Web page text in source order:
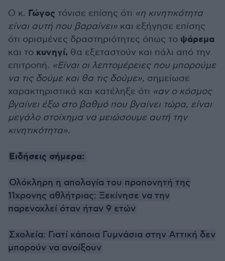
Ο κ. Γώγος τόνισε επίσης ότι «η κινητικότητα
είναι αυτή που βαραίνει» και εξήγησε επίσης
ότι ορισμένες δραστηριότητες όπως το ψάρεμα
και το κυνηγί, θα εξεταστούν και πάλι από την
επιτροπή. «Είναι οι λεπτομέρειες που μπορούμε
να τις δούμε και θα τις δούμε», σημείωσε
χαρακτηριστικά και κατέληξε ότι «αν ο κόσμος
βγαίνει έξω στο βαθμό που βγαίνει τώρα, είναι
μεγάλο στοίχημα να μειώσουμε αυτή την
κινητικότητα».
Ειδήσεις σήμερα:
Ολόκληρη η απολογία του προπονητή της
11χρονης αθλήτριας: Ξεκίνησε να την
παρενοχλεί όταν ήταν 9 ετών
Σχολεία: Γιατί κάποια Γυμνάσια στην Αττική δεν
μπορούν να ανοίξουν